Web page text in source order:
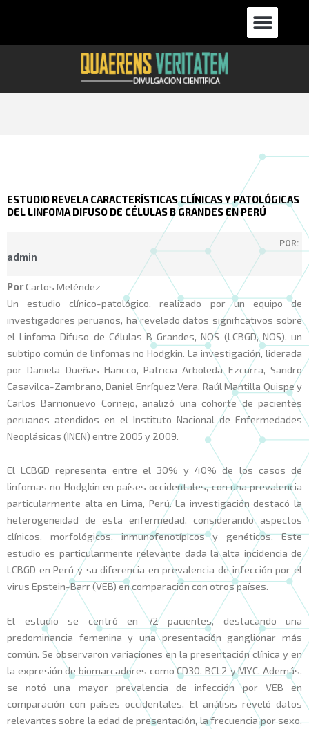
ESTUDIO REVELA CARACTERÍSTICAS CLÍNICAS Y PATOLÓGICAS
DEL LINFOMA DIFUSO DE CÉLULAS B GRANDES EN PERÚ
POR:
admin
PorCarlos Meléndez
Un estudio clínico-patológico, realizado por un equipo de
investigadores peruanos, ha revelado datos significativos sobre
el Linfoma Difuso de Células B Grandes, NOS (LCBGD, NOS), un
subtipo común de linfomas no Hodgkin. La investigación, liderada
por Daniela Dueñas Hancco, Patricia Arboleda Ezcurra, Sandro
Casavilca-Zambrano, Daniel Enríquez Vera, Raúl Mantilla Quispe y
Carlos Barrionuevo Cornejo, analizó una cohorte de pacientes
peruanos atendidos en el Instituto Nacional de Enfermedades
Neoplásicas (INEN) entre 2005 y 2009.
El LCBGD representa entre el 30% y 40% de los casos de
linfomas no Hodgkin en países occidentales, con una prevalencia
particularmente alta en Lima, Perú. La investigación destacó la
heterogeneidad de esta enfermedad, considerando aspectos
clínicos, morfológicos, inmunofenotípicos y genéticos. Este
estudio es particularmente relevante dada la alta incidencia de
LCBGD en Perú y su diferencia en prevalencia de infección por el
virus Epstein-Barr (VEB) en comparación con otros países.
El estudio se centró en 72 pacientes, destacando una
predominancia femenina y una presentación ganglionar más
común. Se observaron variaciones en la presentación clínica y en
la expresión de biomarcadores como CD30, BCL2 y MYC. Además,
se notó una mayor prevalencia de infección por VEB en
comparación con países occidentales. El análisis reveló datos
relevantes sobre la edad de presentación, la frecuencia por sexo,